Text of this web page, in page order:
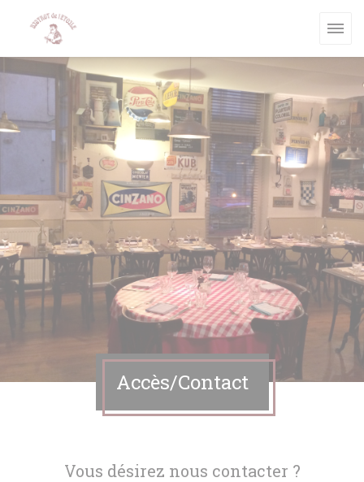
Accès/Contact
Vous désirez nous contacter ?